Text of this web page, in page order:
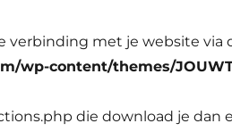
verbinding met je website via
wp-content/themes/
die download je dan